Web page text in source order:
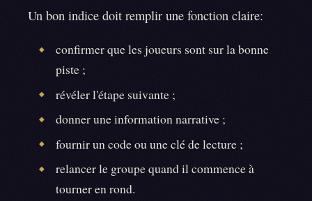
Un bon indice doit remplir une fonction claire:
◆
confirmer que les joueurs sont sur la bonne
piste ;
◆ révéler l'étape suivante ;
◆ donner une information narrative ;
◆ fournir un code ou une clé de lecture ;
◆
relancer le groupe quand il commence à
tourner en rond.